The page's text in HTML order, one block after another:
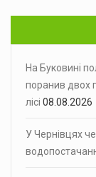
На Буковині
поранив двох
лісі 08.08.2026
У Чернівцях